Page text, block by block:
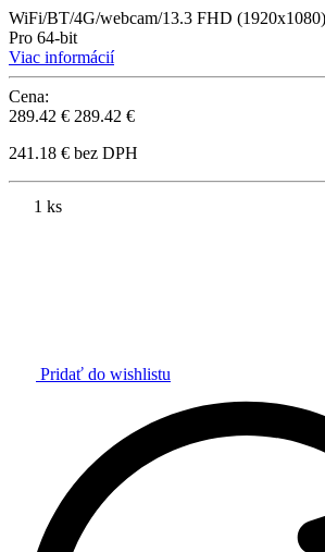
WiFi/BT/4G/webcam/13.3 FHD
Pro 64-bit
Viac informácií
Cena:
289.42 € 289.42 €
241.18 € bez DPH
1 ks
Pridať do wishlistu